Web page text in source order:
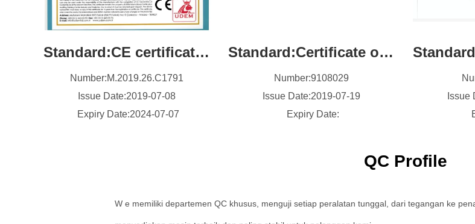
Standard:CE certification
Number:M.2019.26.C1791
Issue Date:2019-07-08
Expiry Date:2024-07-07
Standard:Certificate of patent for utility model
Number:9108029
Issue Date:2019-07-19
Expiry Date:
Issue
QC Profile
W e memiliki departemen QC khusus, menguji setiap peralatan tunggal, dari tegangan ke